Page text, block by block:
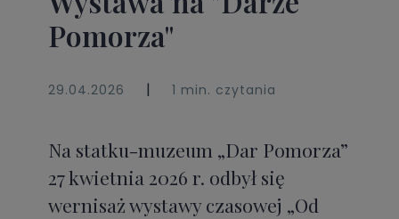
Pomorza"
29.04.2026 | 1 min. czytania
Na statku-muzeum „Dar Pomorza”
27 kwietnia 2026 r. odbył się
wernisaż wystawy czasowej „Od